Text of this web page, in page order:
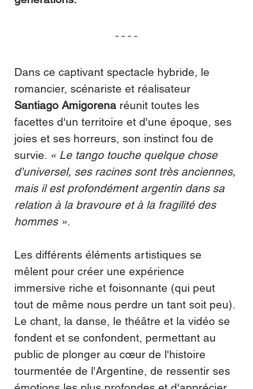
Dans ce captivant spectacle hybride, le
romancier, scénariste et réalisateur
Santiago Amigorena réunit toutes les
facettes d'un territoire et d'une époque, ses
joies et ses horreurs, son instinct fou de
survie. « Le tango touche quelque chose
d'universel, ses racines sont très anciennes,
mais il est profondément argentin dans sa
relation à la bravoure et à la fragilité des
hommes »
Les différents éléments artistiques se
mêlent pour créer une expérience
immersive riche et foisonnante (qui peut
tout de même nous perdre un tant soit peu).
Le chant, la danse, le théâtre et la vidéo se
fondent et se confondent, permettant au
public de plonger au cœur de l'histoire
tourmentée de l'Argentine, de ressentir ses